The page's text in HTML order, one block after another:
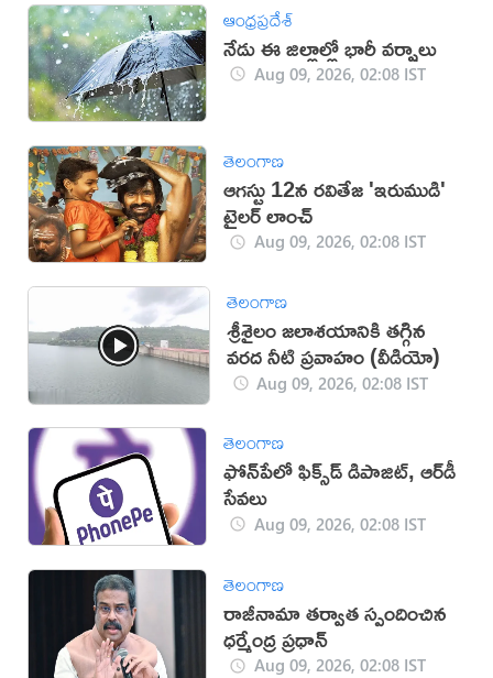
ఆంధ్రప్రదేశ్
నేడు ఈ జిల్లాల్లో భారీ వర్షాలు
Aug 09, 2026, 02:08 IST
తెలంగాణ
ఆగస్టు 12న రవితేజ 'ఇరుముడి'
ట్రైలర్ లాంచ్‌
Aug 09, 2026, 02:08 IST
తెలంగాణ
శ్రీశైలం జలాశయానికి తగ్గిన
వరద నీటి ప్రవాహం (వీడియో)
Aug 09, 2026, 02:08 IST
తెలంగాణ
ఫోన్‌పేలో ఫిక్స్‌డ్‌ డిపాజిట్, ఆర్‌డీ
సేవలు
Aug 09, 2026, 02:08 IST
తెలంగాణ
రాజీనామా తర్వాత స్పందించిన
ధర్మేంద్ర ప్రధాన్‌
Aug 09, 2026, 02:08 IST